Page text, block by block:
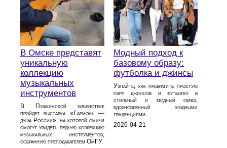
В Омске представят
уникальную
коллекцию
музыкальных
инструментов
В Пушкинской библиотеке
пройдет выставка «Гармонь —
душа России», на которой омичи
смогут увидеть редкую коллекцию
музыкальных инструментов,
собранную преподавателем ОмГУ.
Модный подход к
базовому образу:
футболка и джинсы
Узнайте, как превратить простую
пару джинсов и футболку в
стильный и модный образ,
вдохновленный модными
тенденциями.
2026-04-21